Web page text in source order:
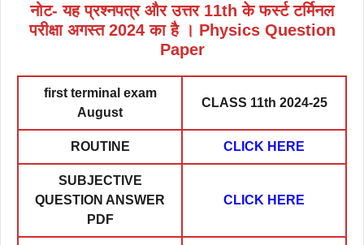
नोट- यह प्रश्नपत्र और उत्तर 11th के फर्स्ट टर्मिनल
परीक्षा अगस्त 2024 का है । Physics Question
Paper
first terminal exam
August
CLASS 11th 2024-25
ROUTINE CLICK HERE
SUBJECTIVE
QUESTION ANSWER
PDF
CLICK HERE